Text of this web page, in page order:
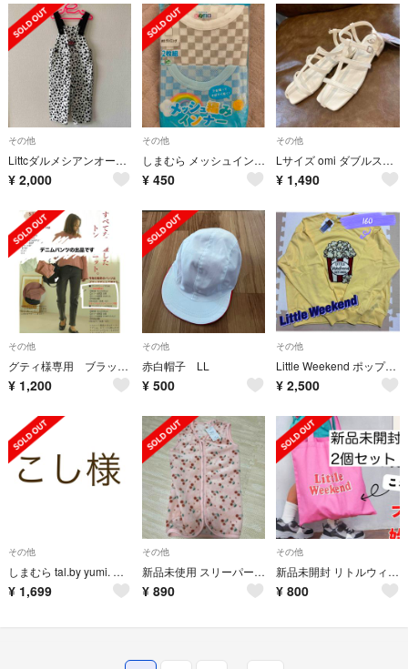
その他
Littcダルメシアンオーバーオール
¥ 2,000
その他
しまむら メッシュインナー 2枚組 140
¥ 450
その他
Lサイズ omi ダブルストラップ 淡白
¥ 1,490
その他
グティ様専用 ブラックデニム MARIE さん しまむらコラボ
¥ 1,200
その他
赤白帽子 LL
¥ 500
その他
Little Weekend ポップコーンサガラトレーナー
¥ 2,500
その他
しまむら tal.by yumi. キッズ 靴下 まとめ売り
¥ 1,699
その他
新品未使用 スリーパー さくらんぼ ピンク 80 100
¥ 890
その他
新品未開封 リトルウィークエンド ノベルティ トートバッグ 2個セット
¥ 800